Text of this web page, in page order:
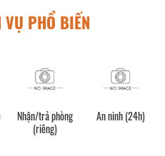
VỤ PHỔ BIẾN
Nhận/trả phòng
(riêng)
An ninh (24h)